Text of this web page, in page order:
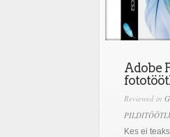
Adobe
Reviewed in
Kes ei